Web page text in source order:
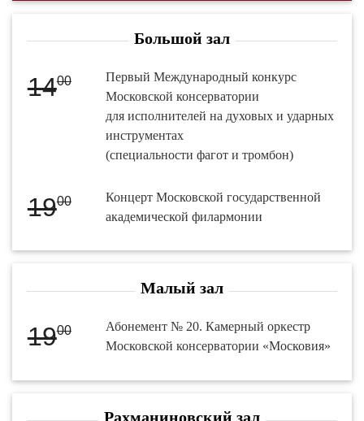
Большой зал
1400
Первый Международный конкурс
Московской консерватории
для исполнителей на духовых и ударных
инструментах
(специальности фагот и тромбон)
1900
Концерт Московской государственной
академической филармонии
Малый зал
1900
Абонемент № 20. Камерный оркестр
Московской консерватории «Московия»
Рахманиновский зал